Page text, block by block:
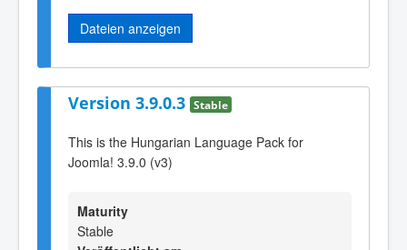
Dateien anzeigen
Version 3.9.0.3 Stable
This is the Hungarian Language Pack for
Joomla! 3.9.0 (v3)
Maturity
Stable